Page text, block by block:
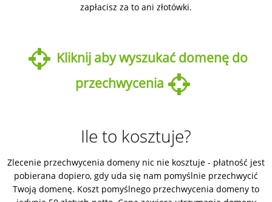
zapłacisz za to ani złotówki.
Kliknij aby wyszukać domenę do
przechwycenia
Ile to kosztuje?
Zlecenie przechwycenia domeny nic nie kosztuje - płatność jest
pobierana dopiero, gdy uda się nam pomyślnie przechwycić
Twoją domenę. Koszt pomyślnego przechwycenia domeny to